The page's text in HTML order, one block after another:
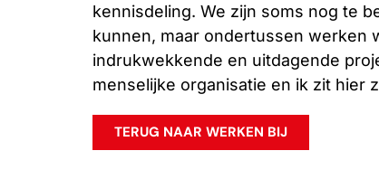
kennisdeling. We zijn soms nog te
kunnen, maar ondertussen werken
indrukwekkende en uitdagende
menselijke organisatie en ik zit hier
TERUG NAAR WERKEN BIJ